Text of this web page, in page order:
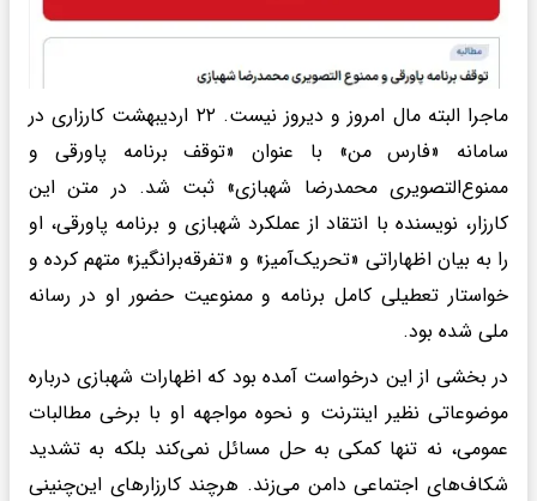
ماجرا البته مال امروز و دیروز نیست. ۲۲ اردیبهشت‌ کارزاری در
سامانه «فارس من» با عنوان «توقف برنامه پاورقی و
ممنوع‌التصویری محمدرضا شهبازی» ثبت شد. در متن این
کارزار، نویسنده با انتقاد از عملکرد شهبازی و برنامه پاورقی، او
را به بیان اظهاراتی «تحریک‌آمیز» و «تفرقه‌برانگیز» متهم کرده و
خواستار تعطیلی کامل برنامه و ممنوعیت حضور او در رسانه
ملی شده بود.
در بخشی از این درخواست آمده بود که اظهارات شهبازی درباره
موضوعاتی نظیر اینترنت و نحوه مواجهه او با برخی مطالبات
عمومی، نه تنها کمکی به حل مسائل نمی‌کند بلکه به تشدید
شکاف‌های اجتماعی دامن می‌زند. هرچند کارزارهای این‌چنینی